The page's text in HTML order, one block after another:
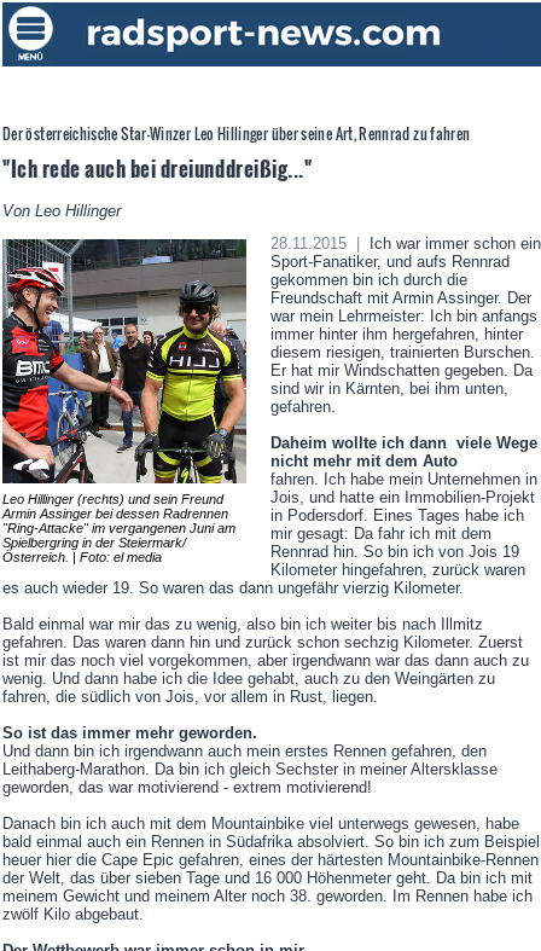
Der österreichische Star-Winzer Leo Hillinger über seine Art, Rennrad zu fahren
"Ich rede auch bei dreiunddreißig..."
Von Leo Hillinger
Leo Hillinger (rechts) und sein Freund
Armin Assinger bei dessen Radrennen
"Ring-Attacke" im vergangenen Juni am
Spielbergring in der Steiermark/
Österreich. | Foto: el media
28.11.2015 |
Ich war immer schon ein
Sport-Fanatiker, und aufs Rennrad
gekommen bin ich durch die
Freundschaft mit Armin Assinger. Der
war mein Lehrmeister: Ich bin anfangs
immer hinter ihm hergefahren, hinter
diesem riesigen, trainierten Burschen.
Er hat mir Windschatten gegeben. Da
sind wir in Kärnten, bei ihm unten,
gefahren.
Daheim wollte ich dann viele Wege
nicht mehr mit dem Auto
fahren. Ich habe mein Unternehmen in
Jois, und hatte ein Immobilien-Projekt
in Podersdorf. Eines Tages habe ich
mir gesagt: Da fahr ich mit dem
Rennrad hin. So bin ich von Jois 19
Kilometer hingefahren, zurück waren
es auch wieder 19. So waren das dann ungefähr vierzig Kilometer.
Bald einmal war mir das zu wenig, also bin ich weiter bis nach Illmitz
gefahren. Das waren dann hin und zurück schon sechzig Kilometer. Zuerst
ist mir das noch viel vorgekommen, aber irgendwann war das dann auch zu
wenig. Und dann habe ich die Idee gehabt, auch zu den Weingärten zu
fahren, die südlich von Jois, vor allem in Rust, liegen.
So ist das immer mehr geworden.
Und dann bin ich irgendwann auch mein erstes Rennen gefahren, den
Leithaberg-Marathon. Da bin ich gleich Sechster in meiner Altersklasse
geworden, das war motivierend - extrem motivierend!
Danach bin ich auch mit dem Mountainbike viel unterwegs gewesen, habe
bald einmal auch ein Rennen in Südafrika absolviert. So bin ich zum Beispiel
heuer hier die Cape Epic gefahren, eines der härtesten Mountainbike-Rennen
der Welt, das über sieben Tage und 16 000 Höhenmeter geht. Da bin ich mit
meinem Gewicht und meinem Alter noch 38. geworden. Im Rennen habe ich
zwölf Kilo abgebaut.